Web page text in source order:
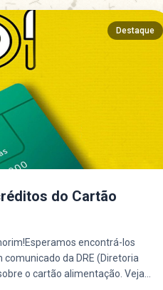
Destaque
do Cartão
encontrá-los
comunicado da DRE (Diretoria
o cartão alimentação. Veja